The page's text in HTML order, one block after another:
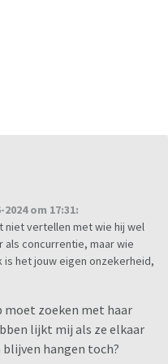
om 17:31:
niet vertellen met wie hij wel
als concurrentie, maar wie
is het jouw eigen onzekerheid,
moet zoeken met haar
lijkt mij als ze elkaar
hangen toch?